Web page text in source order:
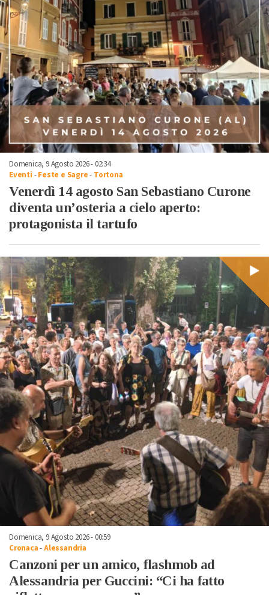
Domenica, 9 Agosto 2026 - 02:34
Eventi -Feste e Sagre- Tortona
Venerdì 14 agosto San Sebastiano Curone
diventa un’osteria a cielo aperto:
protagonista il tartufo
Domenica, 9 Agosto 2026 - 00:59
Cronaca-Alessandria
Canzoni per un amico, flashmob ad
Alessandria per Guccini: “Ci ha fatto